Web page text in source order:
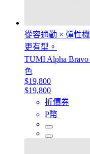
從容通勤 × 彈性
更有型。
TUMI Alpha
色
$19,800
$19,800
折價券
P幣